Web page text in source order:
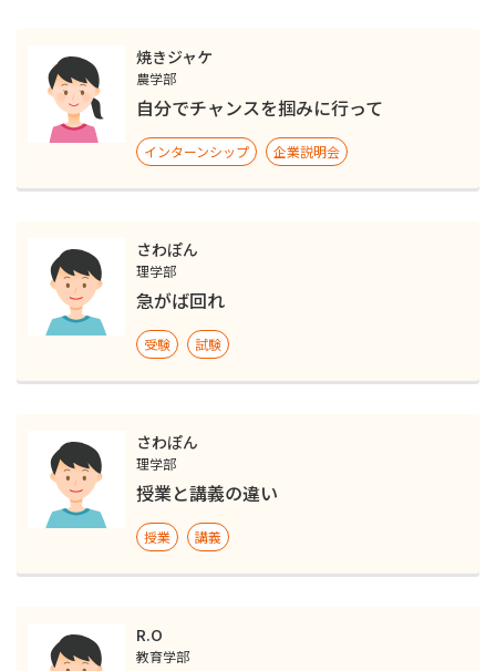
焼きジャケ
農学部
自分でチャンスを掴みに行って
インターンシップ 企業説明会
さわぽん
理学部
急がば回れ
受験 試験
さわぽん
理学部
授業と講義の違い
授業 講義
R.O
教育学部